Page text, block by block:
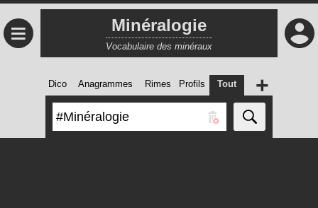
≡ Minéralogie
Vocabulaire des minéraux
Dico Anagrammes Rimes Profils Tout +